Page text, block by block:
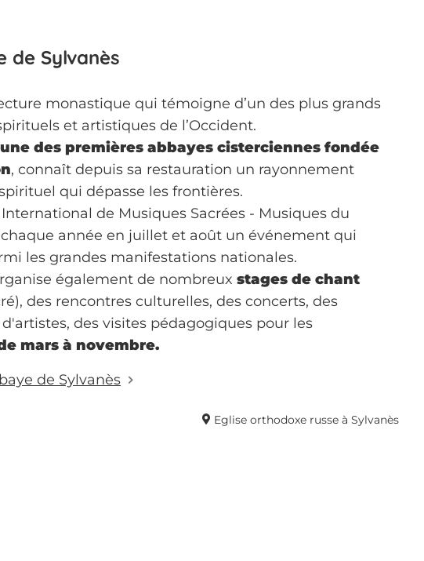
de Sylvanès
monastique qui témoigne d’un des plus grands
et artistiques de l’Occident.
des premières abbayes cisterciennes fondée
, connaît depuis sa restauration un rayonnement
qui dépasse les frontières.
de Musiques Sacrées - Musiques du
année en juillet et août un événement qui
les grandes manifestations nationales.
également de nombreux stages de chant
des rencontres culturelles, des concerts, des
des visites pédagogiques pour les
mars à novembre.
de Sylvanès
Eglise orthodoxe russe à Sylvanès